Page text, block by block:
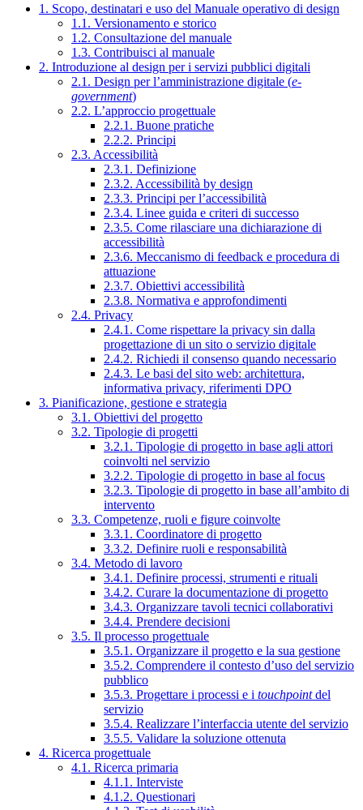
1. Scopo, destinatari e uso del Manuale operativo di design
1.1. Versionamento e storico
1.2. Consultazione del manuale
1.3. Contribuisci al manuale
2. Introduzione al design per i servizi pubblici digitali
2.1. Design per l’amministrazione digitale (e-
government)
2.2. L’approccio progettuale
2.2.1. Buone pratiche
2.2.2. Principi
2.3. Accessibilità
2.3.1. Definizione
2.3.2. Accessibilità by design
2.3.3. Principi per l’accessibilità
2.3.4. Linee guida e criteri di successo
2.3.5. Come rilasciare una dichiarazione di
accessibilità
2.3.6. Meccanismo di feedback e procedura di
attuazione
2.3.7. Obiettivi accessibilità
2.3.8. Normativa e approfondimenti
2.4. Privacy
2.4.1. Come rispettare la privacy sin dalla
progettazione di un sito o servizio digitale
2.4.2. Richiedi il consenso quando necessario
2.4.3. Le basi del sito web: architettura,
informativa privacy, riferimenti DPO
3. Pianificazione, gestione e strategia
3.1. Obiettivi del progetto
3.2. Tipologie di progetti
3.2.1. Tipologie di progetto in base agli attori
coinvolti nel servizio
3.2.2. Tipologie di progetto in base al focus
3.2.3. Tipologie di progetto in base all’ambito di
intervento
3.3. Competenze, ruoli e figure coinvolte
3.3.1. Coordinatore di progetto
3.3.2. Definire ruoli e responsabilità
3.4. Metodo di lavoro
3.4.1. Definire processi, strumenti e rituali
3.4.2. Curare la documentazione di progetto
3.4.3. Organizzare tavoli tecnici collaborativi
3.4.4. Prendere decisioni
3.5. Il processo progettuale
3.5.1. Organizzare il progetto e la sua gestione
3.5.2. Comprendere il contesto d’uso del servizio
pubblico
3.5.3. Progettare i processi e i touchpointdel
servizio
3.5.4. Realizzare l’interfaccia utente del servizio
3.5.5. Validare la soluzione ottenuta
4. Ricerca progettuale
4.1. Ricerca primaria
4.1.1. Interviste
4.1.2. Questionari